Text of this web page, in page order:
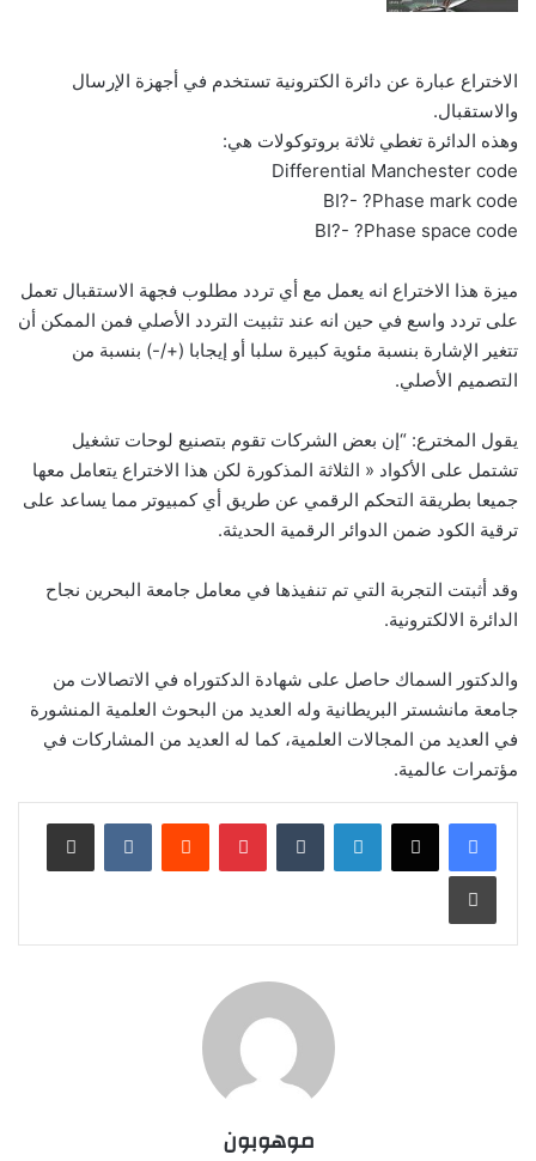
الاختراع عبارة عن دائرة الكترونية تستخدم في أجهزة الإرسال
والاستقبال.
وهذه الدائرة تغطي ثلاثة بروتوكولات هي:
Differential Manchester code
BI?- ?Phase mark code
BI?- ?Phase space code
ميزة هذا الاختراع انه يعمل مع أي تردد مطلوب فجهة الاستقبال تعمل
على تردد واسع في حين انه عند تثبيت التردد الأصلي فمن الممكن أن
تتغير الإشارة بنسبة مئوية كبيرة سلبا أو إيجابا (+/-) بنسبة من
التصميم الأصلي.
يقول المخترع: “إن بعض الشركات تقوم بتصنيع لوحات تشغيل
تشتمل على الأكواد « الثلاثة المذكورة لكن هذا الاختراع يتعامل معها
جميعا بطريقة التحكم الرقمي عن طريق أي كمبيوتر مما يساعد على
ترقية الكود ضمن الدوائر الرقمية الحديثة.
وقد أثبتت التجربة التي تم تنفيذها في معامل جامعة البحرين نجاح
الدائرة الالكترونية.
والدكتور السماك حاصل على شهادة الدكتوراه في الاتصالات من
جامعة مانشستر البريطانية وله العديد من البحوث العلمية المنشورة
في العديد من المجالات العلمية، كما له العديد من المشاركات في
مؤتمرات عالمية.
لينكدإن بينتيريست
موهوبون